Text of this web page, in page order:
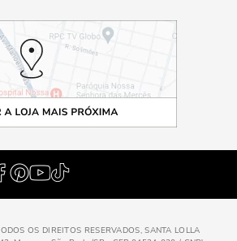
OS DIREITOS RESERVADOS, SANTA LOLLA